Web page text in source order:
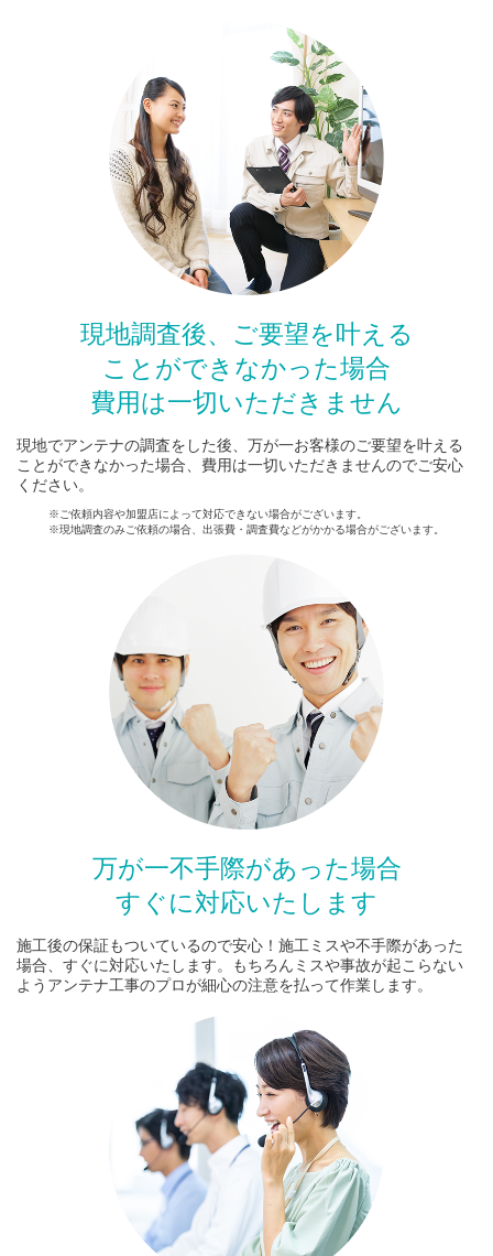
現地調査後、ご要望を叶える
ことができなかった場合
費用は一切いただきません
現地でアンテナの調査をした後、万が一お客様のご要望を叶える
ことができなかった場合、費用は一切いただきませんのでご安心
ください。
※ご依頼内容や加盟店によって対応できない場合がございます。
※現地調査のみご依頼の場合、出張費・調査費などがかかる場合がございます。
万が一不手際があった場合
すぐに対応いたします
施工後の保証もついているので安心！施工ミスや不手際があった
場合、すぐに対応いたします。もちろんミスや事故が起こらない
ようアンテナ工事のプロが細心の注意を払って作業します。